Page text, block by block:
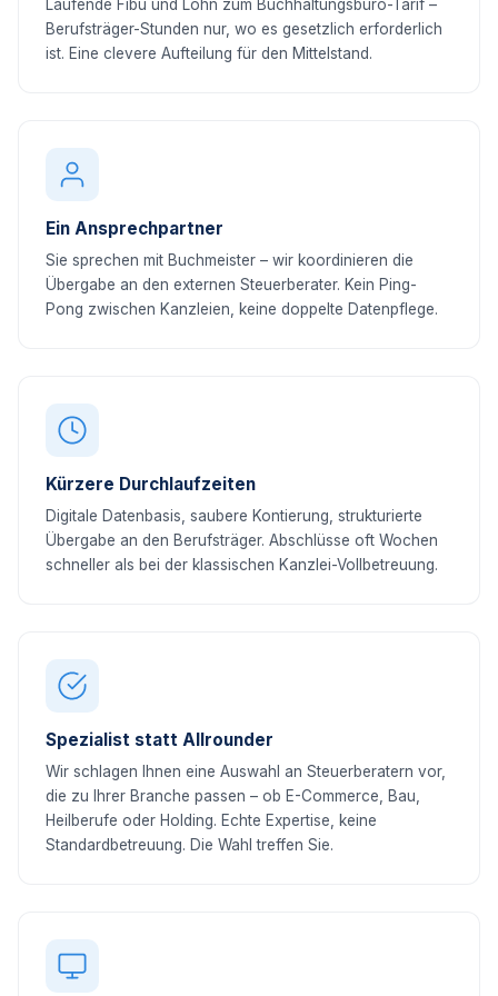
Laufende Fibu und Lohn zum Buchhaltungsbüro-Tarif –
Berufsträger-Stunden nur, wo es gesetzlich erforderlich
ist. Eine clevere Aufteilung für den Mittelstand.
Ein Ansprechpartner
Sie sprechen mit Buchmeister – wir koordinieren die
Übergabe an den externen Steuerberater. Kein Ping-
Pong zwischen Kanzleien, keine doppelte Datenpflege.
Kürzere Durchlaufzeiten
Digitale Datenbasis, saubere Kontierung, strukturierte
Übergabe an den Berufsträger. Abschlüsse oft Wochen
schneller als bei der klassischen Kanzlei-Vollbetreuung.
Spezialist statt Allrounder
Wir schlagen Ihnen eine Auswahl an Steuerberatern vor,
die zu Ihrer Branche passen – ob E-Commerce, Bau,
Heilberufe oder Holding. Echte Expertise, keine
Standardbetreuung. Die Wahl treffen Sie.